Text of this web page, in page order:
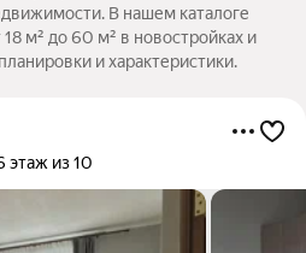
В нашем каталоге
м² до 60 м² в новостройках и
и характеристики.
этаж из 10